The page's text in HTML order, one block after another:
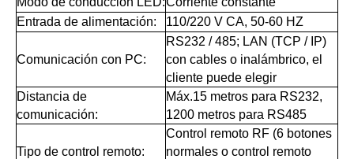
Entrada de alimentación:
110/220 V CA, 50-60 HZ
Comunicación con PC:
RS232 / 485; LAN (TCP / IP)
con cables o inalámbrico, el
cliente puede elegir
Distancia de
comunicación:
Máx.15 metros para RS232,
1200 metros para RS485
Tipo de control remoto:
Control remoto RF (6 botones
normales o control remoto